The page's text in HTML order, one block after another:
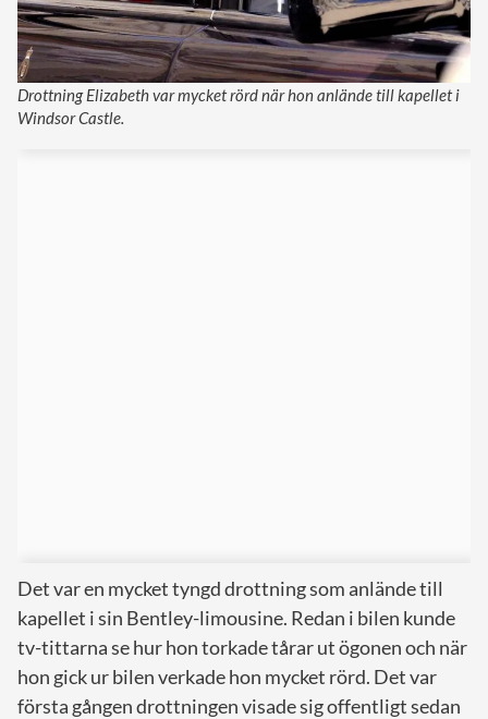
Drottning Elizabeth var mycket rörd när hon anlände till kapellet i
Windsor Castle.
Det var en mycket tyngd drottning som anlände till
kapellet i sin Bentley-limousine. Redan i bilen kunde
tv-tittarna se hur hon torkade tårar ut ögonen och när
hon gick ur bilen verkade hon mycket rörd. Det var
första gången drottningen visade sig offentligt sedan